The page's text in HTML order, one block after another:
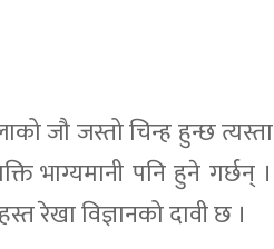
जौ जस्तो चिन्ह हुन्छ त्यस्ता
भाग्यमानी पनि हुने गर्छन् ।
रेखा विज्ञानको दावी छ ।